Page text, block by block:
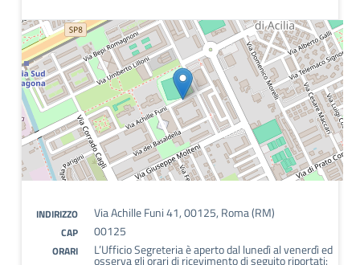
INDIRIZZO Via Achille Funi 41, 00125, Roma (RM)
CAP 00125
ORARI L’Ufficio Segreteria è aperto dal lunedì al venerdì ed
osserva gli orari di ricevimento di seguito riportati: